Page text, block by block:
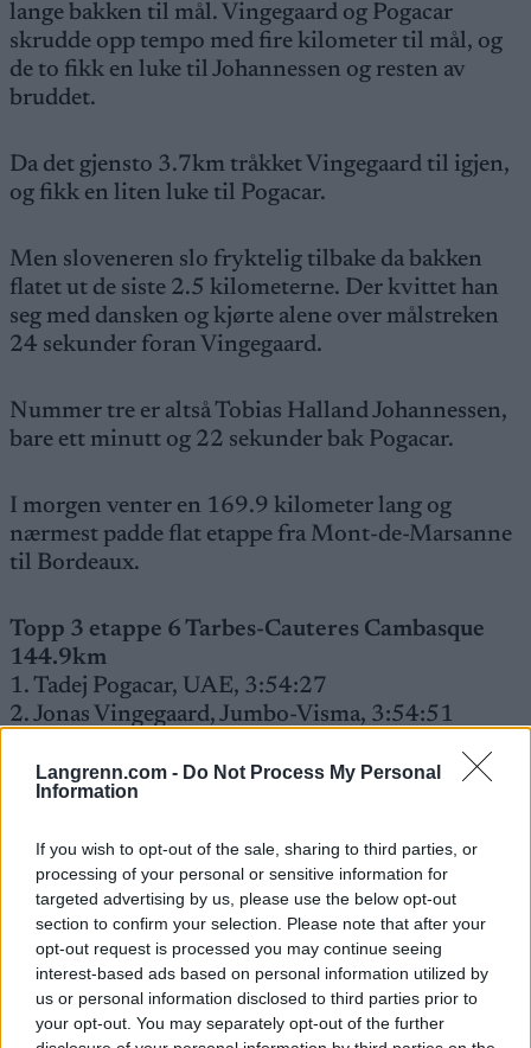
Langrenn.com - Do Not Process My Personal
Information
If you wish to opt-out of the sale, sharing to third parties, or
processing of your personal or sensitive information for
targeted advertising by us, please use the below opt-out
section to confirm your selection. Please note that after your
opt-out request is processed you may continue seeing
interest-based ads based on personal information utilized by
us or personal information disclosed to third parties prior to
your opt-out. You may separately opt-out of the further
lange bakken til mål. Vingegaard og Pogacar
skrudde opp tempo med fire kilometer til mål, og
de to fikk en luke til Johannessen og resten av
bruddet.
Da det gjensto 3.7km tråkket Vingegaard til igjen,
og fikk en liten luke til Pogacar.
Men sloveneren slo fryktelig tilbake da bakken
flatet ut de siste 2.5 kilometerne. Der kvittet han
seg med dansken og kjørte alene over målstreken
24 sekunder foran Vingegaard.
Nummer tre er altså Tobias Halland Johannessen,
bare ett minutt og 22 sekunder bak Pogacar.
I morgen venter en 169.9 kilometer lang og
nærmest padde flat etappe fra Mont-de-Marsanne
til Bordeaux.
Topp 3 etappe 6 Tarbes-Cauteres Cambasque
144.9km
1. Tadej Pogacar, UAE, 3:54:27
2. Jonas Vingegaard, Jumbo-Visma, 3:54:51
Etter dagens etappe er det flere trøyer som skifter
eier. Jonas Vingegaard (Jumbo-Visma) tar den gule
ledertrøya fra Jai Hindley. Dansken leder nå med
25 sekunder ned til Pogacar (UAE) på andreplass.
Pogacar har fortsatt ungdomstrøya, og med dagens
innsats klatrer Tobias Halland Johannessen opp til